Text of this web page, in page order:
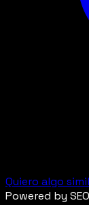
Quiero algo
Powered by